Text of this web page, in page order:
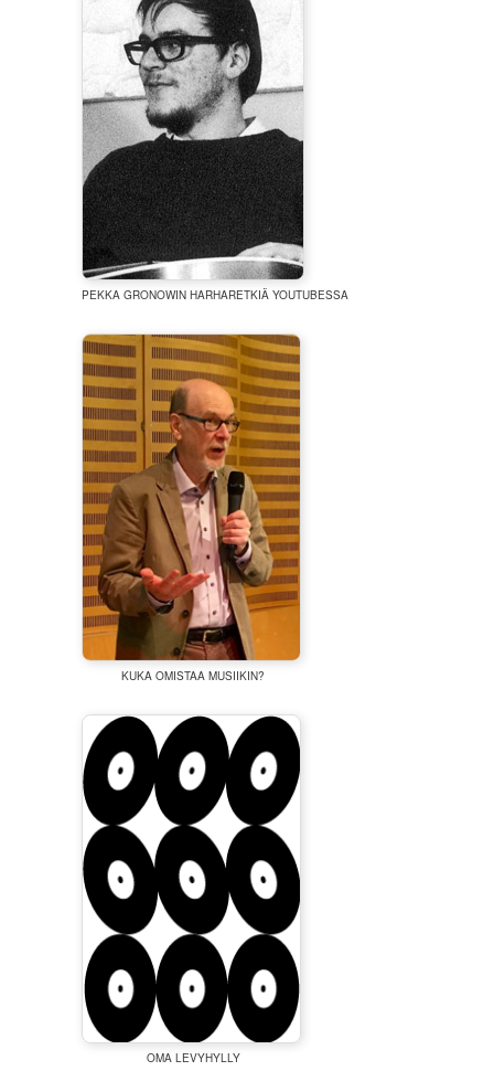
PEKKA GRONOWIN HARHARETKIÄ YOUTUBESSA
KUKA OMISTAA MUSIIKIN?
OMA LEVYHYLLY